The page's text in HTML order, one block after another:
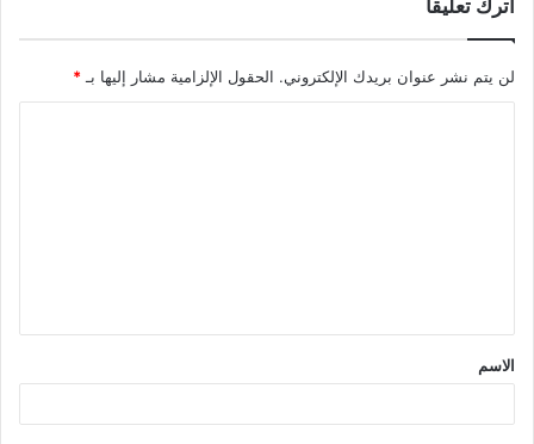
اترك تعليقاً
لن يتم نشر عنوان بريدك الإلكتروني. الحقول الإلزامية مشار إليها بـ *
ق
*
الاسم